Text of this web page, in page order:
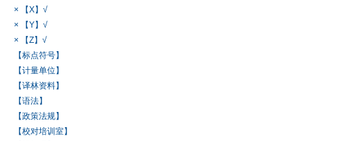
× 【X】√
× 【Y】√
× 【Z】√
【标点符号】
【计量单位】
【译林资料】
【语法】
【政策法规】
【校对培训室】